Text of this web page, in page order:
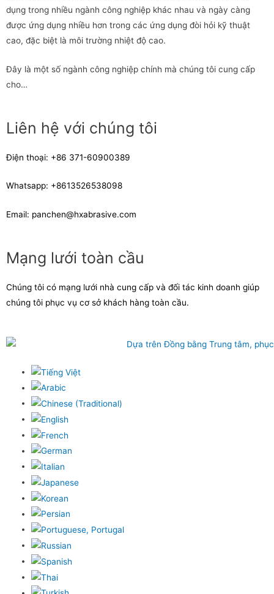
dụng trong nhiều ngành công nghiệp khác nhau và ngày càng
được ứng dụng nhiều hơn trong các ứng dụng đòi hỏi kỹ thuật
cao, đặc biệt là môi trường nhiệt độ cao.
Đây là một số ngành công nghiệp chính mà chúng tôi cung cấp
cho…
Liên hệ với chúng tôi
Điện thoại: +86 371-60900389
Whatsapp: +8613526538098
Email: panchen@hxabrasive.com
Mạng lưới toàn cầu
Chúng tôi có mạng lưới nhà cung cấp và đối tác kinh doanh giúp
chúng tôi phục vụ cơ sở khách hàng toàn cầu.